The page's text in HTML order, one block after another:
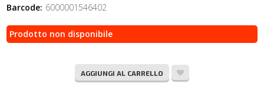
Barcode: 6000001546402
Prodotto non disponibile
AGGIUNGI AL CARRELLO